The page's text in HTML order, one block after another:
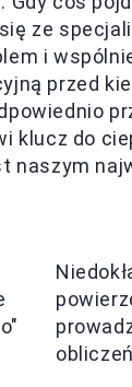
ze
i
przed
klucz do
naszym